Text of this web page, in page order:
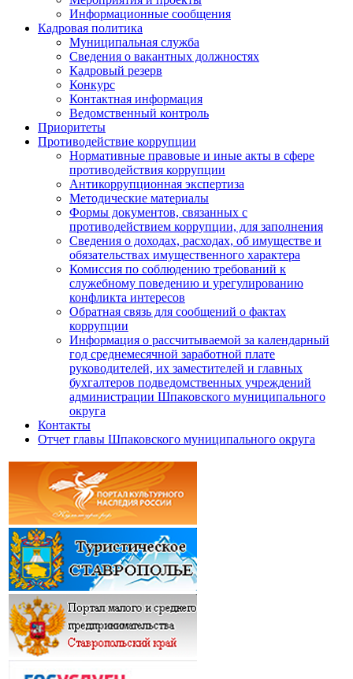
Информационные сообщения
Кадровая политика
Муниципальная служба
Сведения о вакантных должностях
Кадровый резерв
Конкурс
Контактная информация
Ведомственный контроль
Приоритеты
Противодействие коррупции
Нормативные правовые и иные акты в сфере
противодействия коррупции
Антикоррупционная экспертиза
Методические материалы
Формы документов, связанных с
противодействием коррупции, для заполнения
Сведения о доходах, расходах, об имуществе и
обязательствах имущественного характера
Комиссия по соблюдению требований к
служебному поведению и урегулированию
конфликта интересов
Обратная связь для сообщений о фактах
коррупции
Информация о рассчитываемой за календарный
год среднемесячной заработной плате
руководителей, их заместителей и главных
бухгалтеров подведомственных учреждений
администрации Шпаковского муниципального
округа
Контакты
Отчет главы Шпаковского муниципального округа